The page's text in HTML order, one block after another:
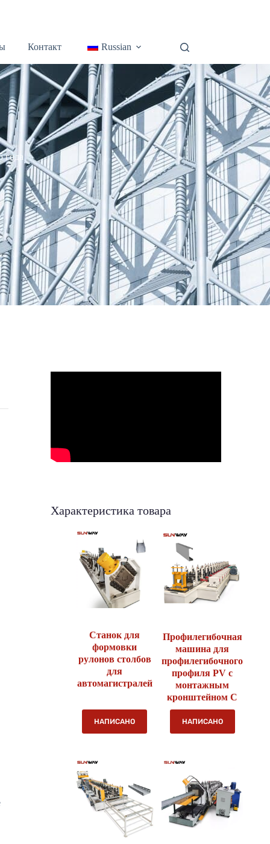
Контакт Russian
года
Характеристика товара
Станок для
формовки
рулонов столбов
для
автомагистралей
НАПИСАНО
Профилегибочная
машина для
профилегибочного
профиля PV с
монтажным
кронштейном C
НАПИСАНО